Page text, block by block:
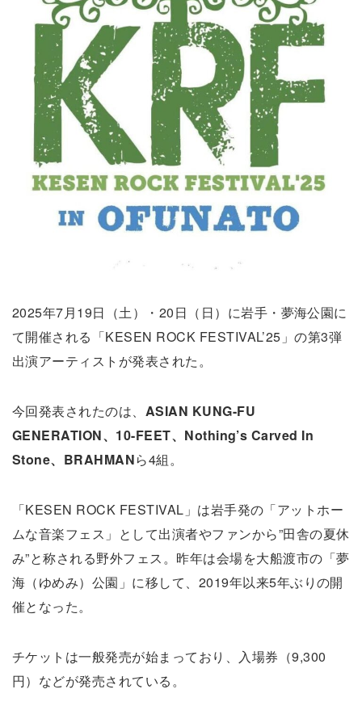
2025年7月19日（土）・20日（日）に岩手・夢海公園に
て開催される「KESEN ROCK FESTIVAL’25」の第3弾
出演アーティストが発表された。
今回発表されたのは、 ASIAN KUNG-FU
GENERATION、10-FEET、Nothing’s Carved In
Stone、BRAHMANら4組。
「KESEN ROCK FESTIVAL」は岩手発の「アットホー
ムな音楽フェス」として出演者やファンから”田舎の夏休
み”と称される野外フェス。昨年は会場を大船渡市の「夢
海（ゆめみ）公園」に移して、2019年以来5年ぶりの開
催となった。
チケットは一般発売が始まっており、入場券（9,300
円）などが発売されている。